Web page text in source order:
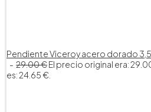
Pendiente Viceroy acero dorado 3,5
29.00€El precio original era:
es: 24.65 €.